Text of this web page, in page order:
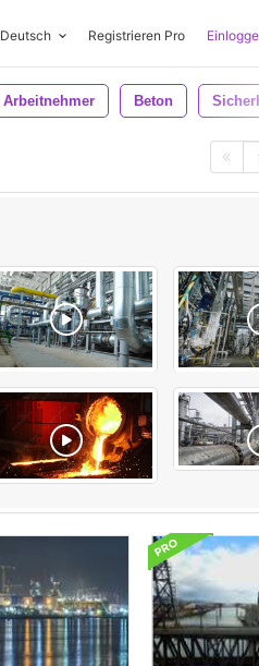
Deutsch Registrieren Pro
Arbeitnehmer Beton